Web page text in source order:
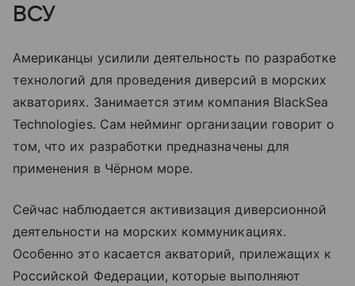
ВСУ
Американцы усилили деятельность по разработке
технологий для проведения диверсий в морских
акваториях. Занимается этим компания BlackSea
Technologies. Сам нейминг организации говорит о
том, что их разработки предназначены для
применения в Чёрном море.
Сейчас наблюдается активизация диверсионной
деятельности на морских коммуникациях.
Особенно это касается акваторий, прилежащих к
Российской Федерации, которые выполняют